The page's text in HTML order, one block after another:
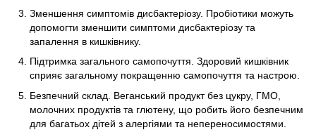
Зменшення симптомів дисбактеріозу. Пробіотики можуть
допомогти зменшити симптоми дисбактеріозу та
запалення в кишківнику.
Підтримка загального самопочуття. Здоровий кишківник
сприяє загальному покращенню самопочуття та настрою.
Безпечний склад. Веганський продукт без цукру, ГМО,
молочних продуктів та глютену, що робить його безпечним
для багатьох дітей з алергіями та непереносимостями.